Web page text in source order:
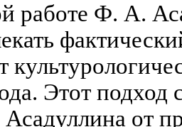
работе Ф. А.
Этот подход
от